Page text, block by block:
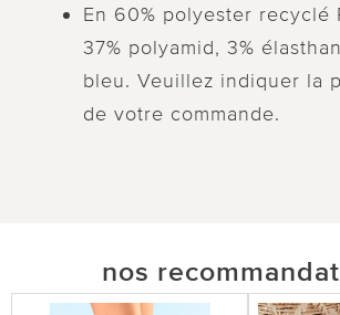
En 60% polyester recyclé
37% polyamid, 3%
bleu. Veuillez indiquer la
de votre commande.
nos